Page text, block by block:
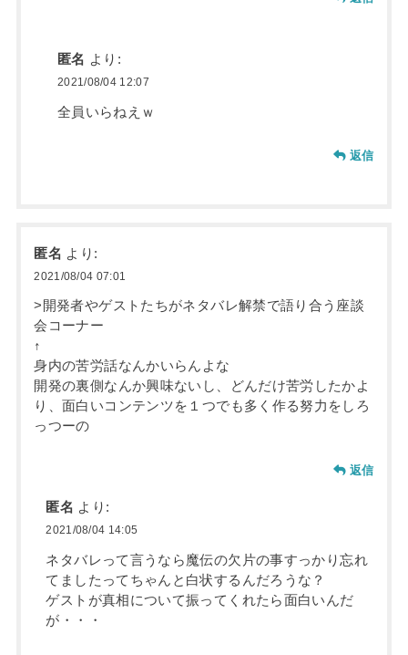
匿名 より:
2021/08/04 12:07
全員いらねえｗ
返信
匿名 より:
2021/08/04 07:01
>開発者やゲストたちがネタバレ解禁で語り合う座談
会コーナー
↑
身内の苦労話なんかいらんよな
開発の裏側なんか興味ないし、どんだけ苦労したかよ
り、面白いコンテンツを１つでも多く作る努力をしろ
っつーの
返信
匿名 より:
2021/08/04 14:05
ネタバレって言うなら魔伝の欠片の事すっかり忘れ
てましたってちゃんと白状するんだろうな？
ゲストが真相について振ってくれたら面白いんだ
が・・・